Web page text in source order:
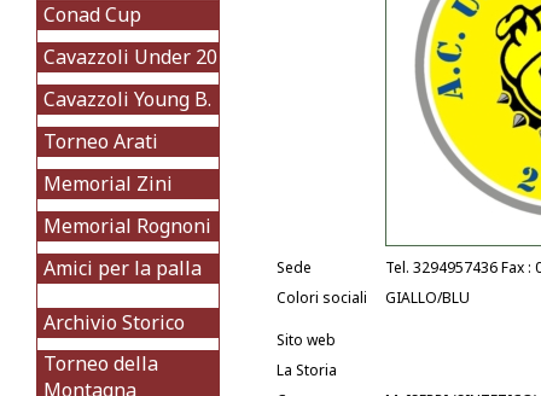
Conad Cup
Cavazzoli Under 20
Cavazzoli Young B.
Torneo Arati
Memorial Zini
Memorial Rognoni
Amici per la palla
Archivio Storico
Torneo della
Montagna
Sede
Tel. 3294957436 Fax :
Colori sociali
GIALLO/BLU
Sito web
La Storia